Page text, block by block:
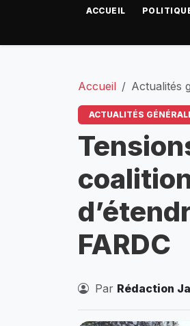
ACCUEIL
Accueil Actualités
ACTUALITÉS
FARDC
Par Rédaction